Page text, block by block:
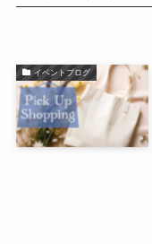
イベントブログ